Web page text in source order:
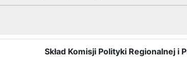
Skład Komisji Polityki Regionalnej i